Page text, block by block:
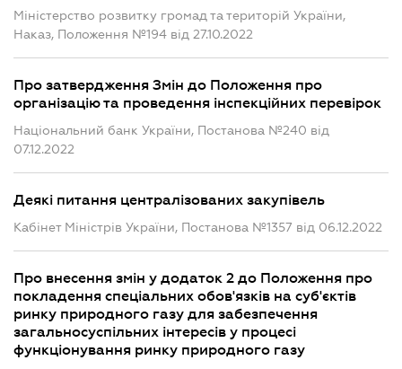
Міністерство розвитку громад та територій України,
Наказ, Положення №194 від 27.10.2022
Про затвердження Змін до Положення про
організацію та проведення інспекційних перевірок
Національний банк України, Постанова №240 від
07.12.2022
Деякі питання централізованих закупівель
Кабінет Міністрів України, Постанова №1357 від 06.12.2022
Про внесення змін у додаток 2 до Положення про
покладення спеціальних обов'язків на суб'єктів
ринку природного газу для забезпечення
загальносуспільних інтересів у процесі
функціонування ринку природного газу